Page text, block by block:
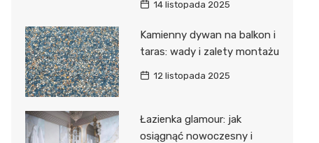
14 listopada 2025
Kamienny dywan na balkon i
taras: wady i zalety montażu
12 listopada 2025
Łazienka glamour: jak
osiągnąć nowoczesny i